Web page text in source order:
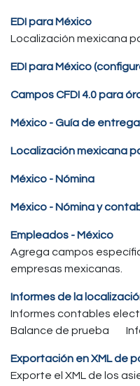
EDI para México
Localización mexicana
EDI para México
Campos CFDI 4.0 para
México - Guía de
Localización mexicana
México - Nómina
México - Nómina y
Empleados - México
Agrega campos
empresas mexicanas.
Informes de la
Informes contables
Balance de prueba
Exportación en XML de
Exporte el XML de los